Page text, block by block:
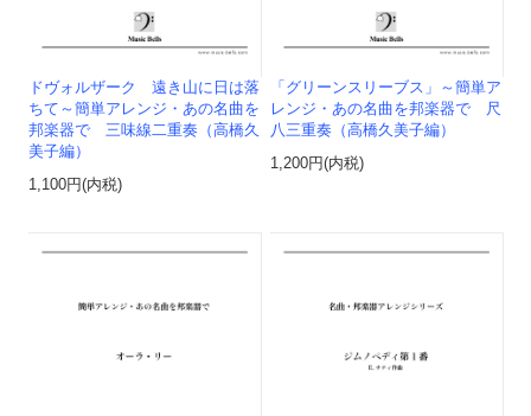
ドヴォルザーク 遠き山に日は落
ちて～簡単アレンジ・あの名曲を
邦楽器で 三味線二重奏（高橋久
美子編）
1,100円(内税)
「グリーンスリーブス」～簡単ア
レンジ・あの名曲を邦楽器で 尺
八三重奏（高橋久美子編）
1,200円(内税)